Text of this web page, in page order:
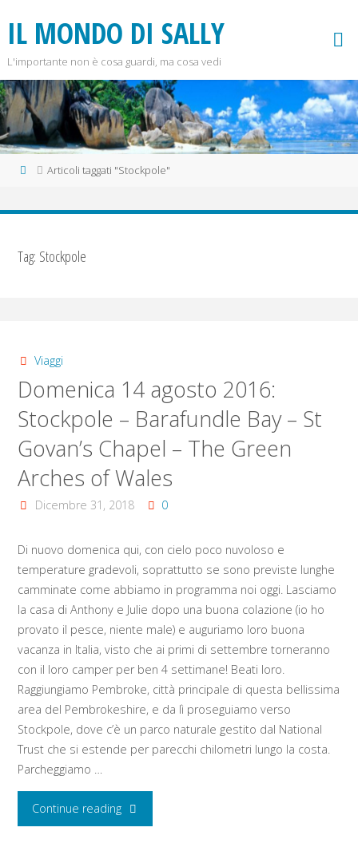
contenuto
IL MONDO DI SALLY
L'importante non è cosa guardi, ma cosa vedi
HomeArticoli taggati "Stockpole"
Tag: Stockpole
Viaggi
Domenica 14 agosto 2016:
Stockpole – Barafundle Bay – St
Govan’s Chapel – The Green
Arches of Wales
Dicembre 31, 2018 0
Di nuovo domenica qui, con cielo poco nuvoloso e
temperature gradevoli, soprattutto se sono previste lunghe
camminate come abbiamo in programma noi oggi. Lasciamo
la casa di Anthony e Julie dopo una buona colazione (io ho
provato il pesce, niente male) e auguriamo loro buona
vacanza in Italia, visto che ai primi di settembre torneranno
con il loro camper per ben 4 settimane! Beati loro.
Raggiungiamo Pembroke, città principale di questa bellissima
area del Pembrokeshire, e da lì proseguiamo verso
Stockpole, dove c’è un parco naturale gestito dal National
Trust che si estende per parecchi chilometri lungo la costa.
Parcheggiamo …
Continue reading"Domenica